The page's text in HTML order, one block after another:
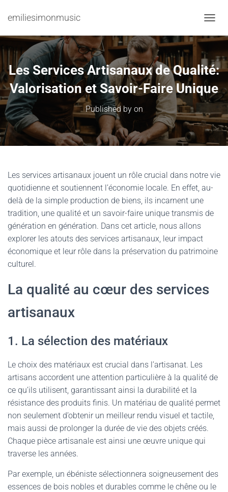
emiliesimonmusic
Les Services Artisanaux de Qualité:
Valorisation et Savoir-Faire Unique
Published by on
Les services artisanaux jouent un rôle crucial dans notre vie
quotidienne et soutiennent l’économie locale. En effet, au-
delà de la simple production de biens, ils incarnent une
tradition, une qualité et un savoir-faire unique transmis de
génération en génération. Dans cet article, nous allons
explorer les atouts des services artisanaux, leur impact
économique et leur rôle dans la préservation du patrimoine
culturel.
La qualité au cœur des services
artisanaux
1. La sélection des matériaux
Le choix des matériaux est crucial dans l’artisanat. Les
artisans accordent une attention particulière à la qualité de
ce qu’ils utilisent, garantissant ainsi la durabilité et la
résistance des produits finis. Un matériau de qualité permet
non seulement d’obtenir un meilleur rendu visuel et tactile,
mais aussi de prolonger la durée de vie des objets créés.
Chaque pièce artisanale est ainsi une œuvre unique qui
traverse les années.
Par exemple, un ébéniste sélectionnera soigneusement des
essences de bois nobles et durables comme le chêne ou le